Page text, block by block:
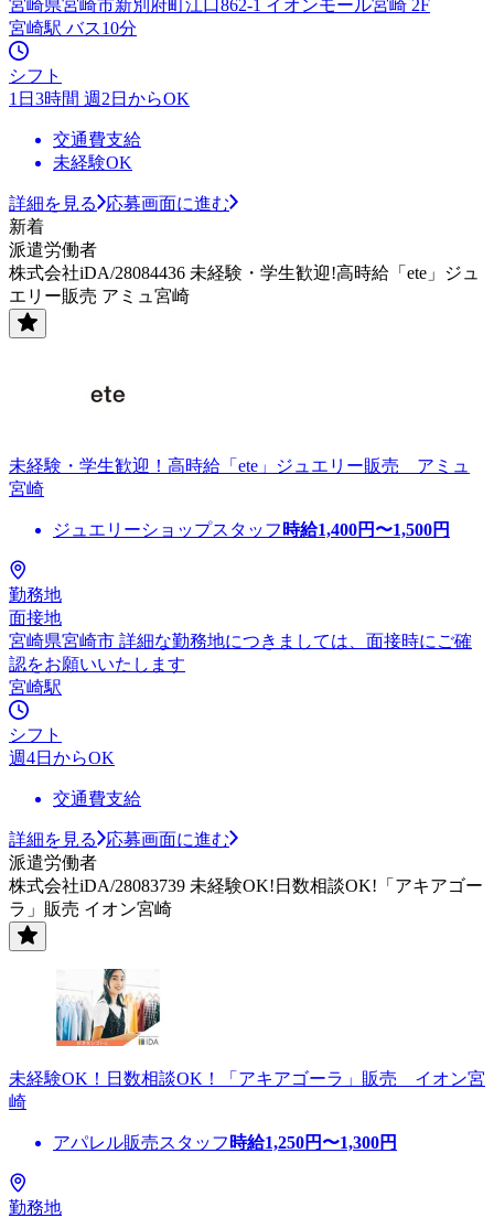
宮崎県宮崎市新別府町江口862-1 イオンモール宮崎 2F
宮崎駅 バス10分
シフト
1日3時間 週2日からOK
交通費支給
未経験OK
詳細を見る
応募画面に進む
新着
派遣労働者
株式会社iDA/28084436 未経験・学生歓迎!高時給「ete」ジュ
エリー販売 アミュ宮崎
未経験・学生歓迎！高時給「ete」ジュエリー販売 アミュ
宮崎
ジュエリーショップスタッフ 時給1,400円〜1,500円
勤務地
面接地
宮崎県宮崎市 詳細な勤務地につきましては、面接時にご確
認をお願いいたします
宮崎駅
シフト
週4日からOK
交通費支給
詳細を見る
応募画面に進む
派遣労働者
株式会社iDA/28083739 未経験OK!日数相談OK!「アキアゴー
ラ」販売 イオン宮崎
未経験OK！日数相談OK！「アキアゴーラ」販売 イオン宮
崎
アパレル販売スタッフ 時給1,250円〜1,300円
勤務地